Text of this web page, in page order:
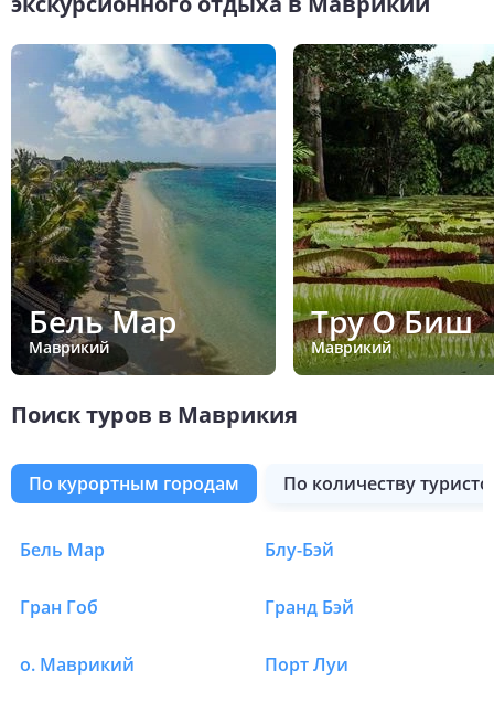
Бель Мар
Маврикий
Тру О Биш
Маврикий
Поиск туров в Маврикия
по курортным городам по количеству
Туры в Маврикия
Бель Мар Блу-Бэй
Гран Гоб Гранд Бэй
о. Маврикий Порт Луи